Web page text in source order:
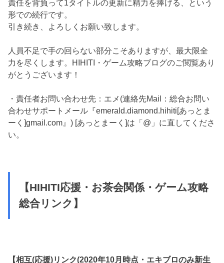
責任を背負って1タイトルの更新に精力を捧げる、という
形での続行です。
引き続き、よろしくお願い致します。
人員不足で手の回らない部分こそありますが、最大限全
力を尽くします。HIHITI・ゲーム攻略ブログのご閲覧あり
がとうございます！
・責任者お問い合わせ先：エメ(連絡先Mail：総合お問い
合わせサポートメール『emerald.diamond.hihiti[あっとま
ーく]gmail.com』) [あっとまーく]は「@」に直してくださ
い。
【HIHITI応援・お茶会関係・ゲーム攻略
総合リンク】
【相互(応援)リンク(2020年10月時点・エキブロのみ新生